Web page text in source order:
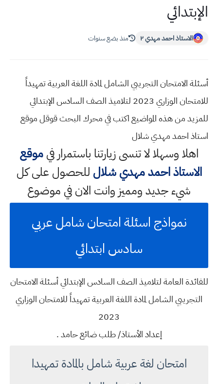
الإبتدائي
الاستاذ احمد مهدي ٢ منذ بضع سنوات
أسئلة الامتحان التجريبي الشامل لمادة اللغة العربية تمهيداً
للامتحان الوزاري 2023 لتلاميذ الصف السادس الإبتدائي
للمزيد من هذه المواضيع اكتب في محرك البحث قوقل موقع
استاذ احمد مهدي شلال
اهلا وسهلالا تنسى زيارتنا باستمرار فيموقع
الاستاذ احمد مهدي شلال للحصول على كل
شيء جديد ومميز وانت الان في موضوع
نمواذج اسئلة امتحان شامل عربي
سادس ابتدائي
للفائدة العامة لتلاميذ الصف السادس الإبتدائي أسئلة الامتحان
التجريبي الشامل لمادة اللغة العربية تمهيداً للامتحان الوزاري
2023
إعداد الأستاذ/ طلب ضائع حامد .
امتحان لغة عربية شامل بالمادة تمهيدا